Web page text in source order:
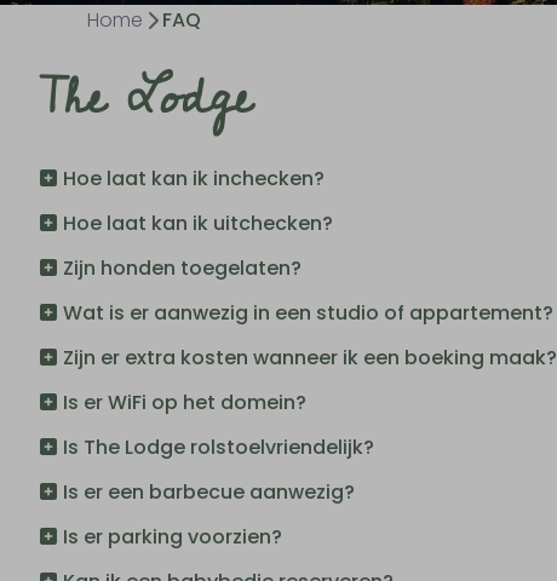
Home FAQ
The Lodge
Hoe laat kan ik inchecken?
Hoe laat kan ik uitchecken?
Zijn honden toegelaten?
Wat is er aanwezig in een studio of appartement?
Zijn er extra kosten wanneer ik een boeking maak?
Is er WiFi op het domein?
Is The Lodge rolstoelvriendelijk?
Is er een barbecue aanwezig?
Is er parking voorzien?